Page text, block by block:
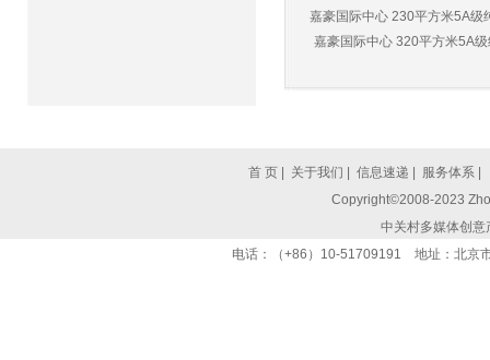
嘉豪国际中心 230平方米5A级
嘉豪国际中心 320平方米5A
首 页 关于我们 信息速递 服务体系
Copyright©2008-2023
中关村多媒体创
电话：（+86）10-51709191 地址：北京